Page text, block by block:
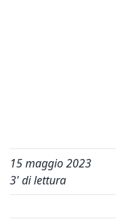
15 maggio 2023
3' di lettura